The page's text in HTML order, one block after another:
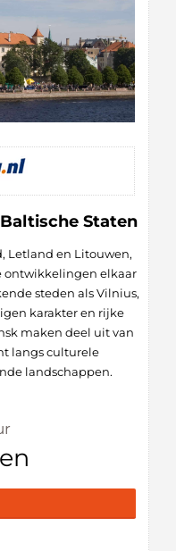
Staten
Letland en Litouwen,
ontwikkelingen elkaar
steden als Vilnius,
karakter en rijke
maken deel uit van
langs culturele
landschappen.